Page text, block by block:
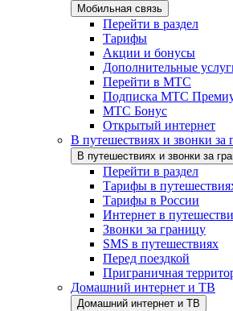
Мобильная связь
Перейти в раздел
Тарифы
Акции и бонусы
Дополнительные
Перейти в МТС
Подписка МТС
МТС Бонус
Открытый интернет
В путешествиях и звонки за
В путешествиях и звонки за
Перейти в раздел
Тарифы в
Тарифы в России
Интернет в
Звонки за границу
SMS в путешествиях
Перед поездкой
Приграничная
Домашний интернет и ТВ
Домашний интернет и ТВ